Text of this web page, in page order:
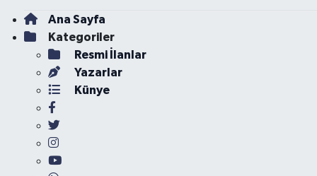
Ana Sayfa
Kategoriler
Resmi İlanlar
Yazarlar
Künye